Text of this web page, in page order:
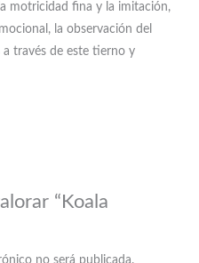
motricidad fina y la imitación,
la observación del
a través de este tierno y
“Koala
no será publicada.